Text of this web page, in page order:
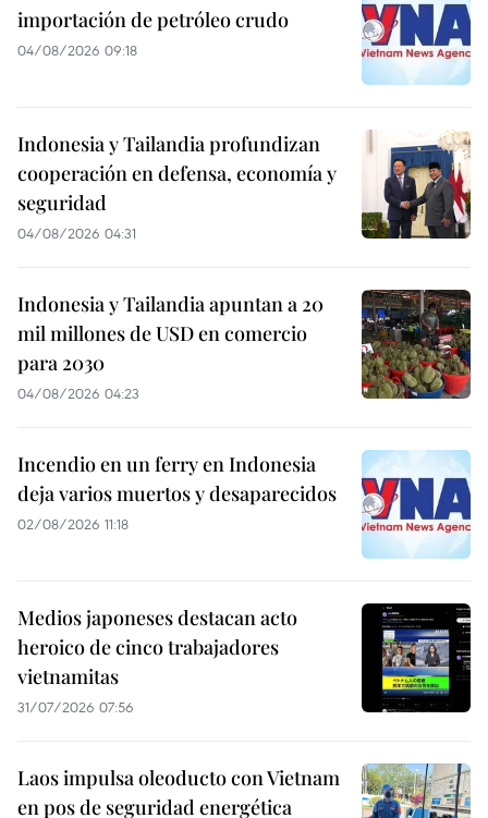
importación de petróleo crudo
04/08/2026 09:18
Indonesia y Tailandia profundizan
cooperación en defensa, economía y
seguridad
04/08/2026 04:31
Indonesia y Tailandia apuntan a 20
mil millones de USD en comercio
para 2030
04/08/2026 04:23
Incendio en un ferry en Indonesia
deja varios muertos y desaparecidos
02/08/2026 11:18
Medios japoneses destacan acto
heroico de cinco trabajadores
vietnamitas
31/07/2026 07:56
Laos impulsa oleoducto con Vietnam
en pos de seguridad energética